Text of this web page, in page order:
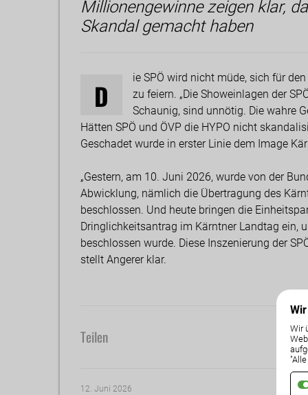
Wir
Millionengewinne zeigen klar,
Skandal gemacht haben
D
ie SPÖ wird nicht müde, sich für
zu feiern. „Die Showeinlagen der
Schaunig, sind unnötig. Die wahre
Hätten SPÖ und ÖVP die HYPO nicht
Geschadet wurde in erster Linie dem Image
„Gestern, am 10. Juni 2026, wurde von der
Abwicklung, nämlich die Übertragung des
beschlossen. Und heute bringen die
Dringlichkeitsantrag im Kärntner Landtag ein,
beschlossen wurde. Diese Inszenierung der
stellt Angerer klar.
Teilen
12. Juni 2026